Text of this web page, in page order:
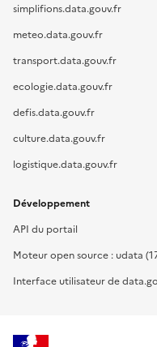
simplifions.data.gouv.fr
meteo.data.gouv.fr
transport.data.gouv.fr
ecologie.data.gouv.fr
defis.data.gouv.fr
culture.data.gouv.fr
logistique.data.gouv.fr
Développement
API du portail
Moteur open source : udata
Interface utilisateur de